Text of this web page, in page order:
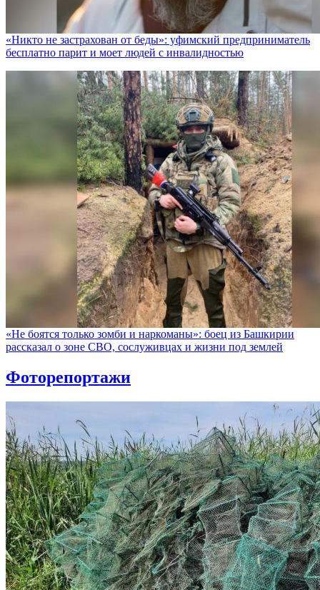
«Никто не заcтрахован от беды»: уфимский предприниматель
бесплатно парит и моет людей с инвалидностью
«Не боятся только зомби и наркоманы»: боец из Башкирии
рассказал о зоне СВО, сослуживцах и жизни под землей
Фоторепортажи